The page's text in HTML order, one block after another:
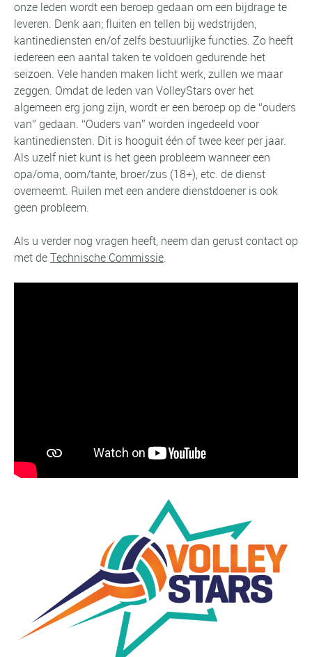
onze leden wordt een beroep gedaan om een bijdrage te
leveren. Denk aan; fluiten en tellen bij wedstrijden,
kantinediensten en/of zelfs bestuurlijke functies. Zo heeft
iedereen een aantal taken te voldoen gedurende het
seizoen. Vele handen maken licht werk, zullen we maar
zeggen. Omdat de leden van VolleyStars over het
algemeen erg jong zijn, wordt er een beroep op de “ouders
van” gedaan. “Ouders van” worden ingedeeld voor
kantinediensten. Dit is hooguit één of twee keer per jaar.
Als uzelf niet kunt is het geen probleem wanneer een
opa/oma, oom/tante, broer/zus (18+), etc. de dienst
overneemt. Ruilen met een andere dienstdoener is ook
geen probleem.
Als u verder nog vragen heeft, neem dan gerust contact op
met deTechnische Commissie.